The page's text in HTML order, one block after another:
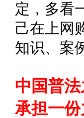
定，多看
己在上网
知识、案
中国普
承担一份